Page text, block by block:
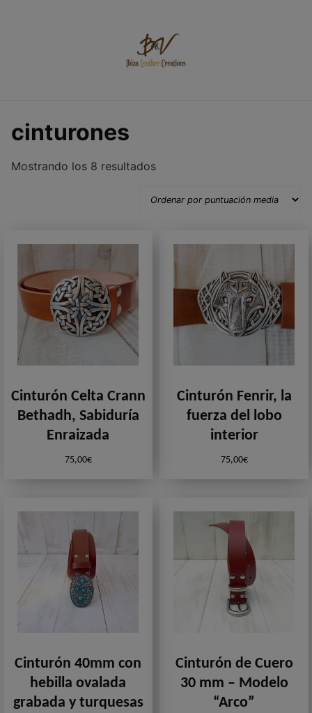
cinturones
Mostrando los 8 resultadosOrdenado
puntuación
Cinturón Celta Crann
Bethadh, Sabiduría
Enraizada
75,00€
Cinturón Fenrir, la
fuerza del lobo
interior
75,00€
Cinturón 40mm con
hebilla ovalada
grabada y turquesas
Cinturón de Cuero
30 mm – Modelo
“Arco”